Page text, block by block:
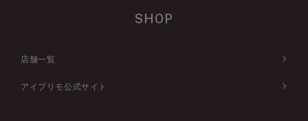
SHOP
店舗一覧
アイプリモ公式サイト